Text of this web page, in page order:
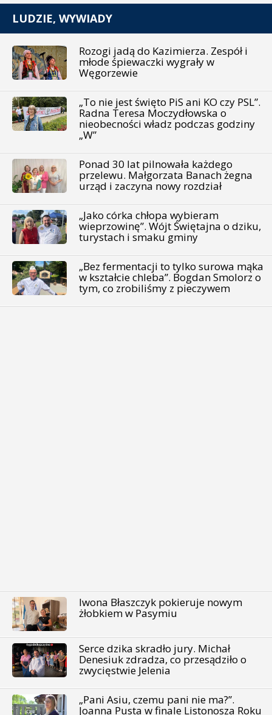
LUDZIE, WYWIADY
Rozogi jadą do Kazimierza. Zespół i
młode śpiewaczki wygrały w
Węgorzewie
„To nie jest święto PiS ani KO czy PSL”.
Radna Teresa Moczydłowska o
nieobecności władz podczas godziny
„W”
Ponad 30 lat pilnowała każdego
przelewu. Małgorzata Banach żegna
urząd i zaczyna nowy rozdział
„Jako córka chłopa wybieram
wieprzowinę”. Wójt Świętajna o dziku,
turystach i smaku gminy
„Bez fermentacji to tylko surowa mąka
w kształcie chleba”. Bogdan Smolorz o
tym, co zrobiliśmy z pieczywem
Iwona Błaszczyk pokieruje nowym
żłobkiem w Pasymiu
Serce dzika skradło jury. Michał
Denesiuk zdradza, co przesądziło o
zwycięstwie Jelenia
„Pani Asiu, czemu pani nie ma?”.
Joanna Pusta w finale Listonosza Roku